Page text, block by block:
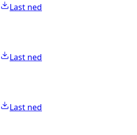
Last ned
Last ned
Last ned